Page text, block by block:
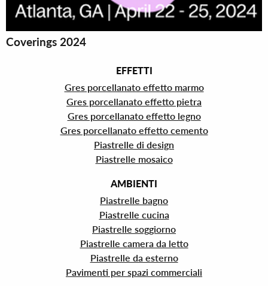
Coverings 2024
EFFETTI
Gres porcellanato effetto marmo
Gres porcellanato effetto pietra
Gres porcellanato effetto legno
Gres porcellanato effetto cemento
Piastrelle di design
Piastrelle mosaico
AMBIENTI
Piastrelle bagno
Piastrelle cucina
Piastrelle soggiorno
Piastrelle camera da letto
Piastrelle da esterno
Pavimenti per spazi commerciali